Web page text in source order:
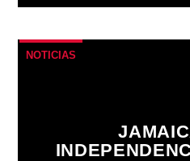
NOTICIAS